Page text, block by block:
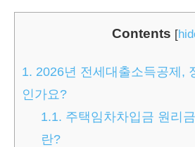
Contents [
1. 2026년 전세대출소득공제,
인가요?
1.1. 주택임차차입금 원리
란?